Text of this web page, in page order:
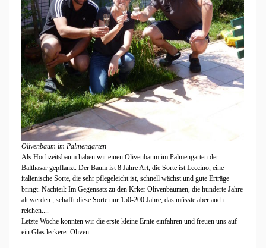
Olivenbaum im Palmengarten
Als Hochzeitsbaum haben wir einen Olivenbaum im Palmengarten der
Balthasar gepflanzt. Der Baum ist 8 Jahre Art, die Sorte ist Leccino, eine
italienische Sorte, die sehr pflegeleicht ist, schnell wächst und gute Erträge
bringt. Nachteil: Im Gegensatz zu den Krker Olivenbäumen, die hunderte Jahre
alt werden , schafft diese Sorte nur 150-200 Jahre, das müsste aber auch
reichen....
Letzte Woche konnten wir die erste kleine Ernte einfahren und freuen uns auf
ein Glas leckerer Oliven.